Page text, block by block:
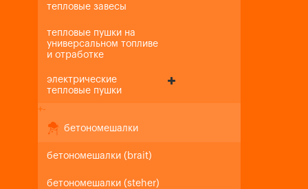
тепловые завесы
тепловые пушки на
универсальном топливе
и отработке
электрические
тепловые пушки
+-
бетономешалки
бетономешалки (brait)
бетономешалки (steher)